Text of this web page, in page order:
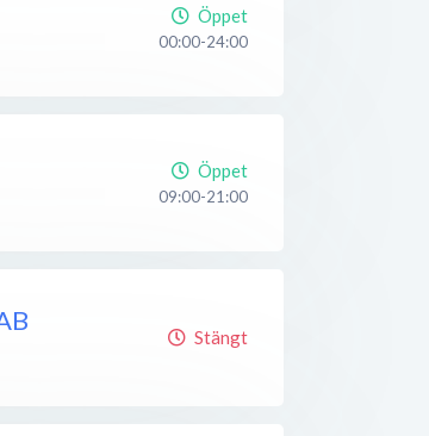
Öppet
00:00-24:00
Öppet
09:00-21:00
Stängt